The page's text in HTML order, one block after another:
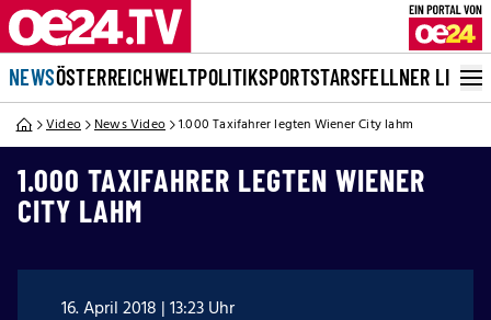
NEWSÖSTERREICHWELTPOLITIKSPORTSTARSFELLNER LIVE
Video News Video 1.000 Taxifahrer legten Wiener City lahm
1.000 TAXIFAHRER LEGTEN WIENER
CITY LAHM
16. April 2018 | 13:23 Uhr